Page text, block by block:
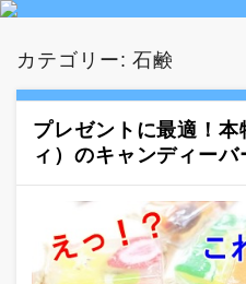
カテゴリー:石鹸
プレゼントに最適！
ィ）のキャンディーバ